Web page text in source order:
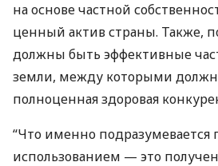
на основе частной
ценный актив страны. Также,
должны быть эффективные
земли, между которыми
полноценная здоровая
“Что именно
использованием — это